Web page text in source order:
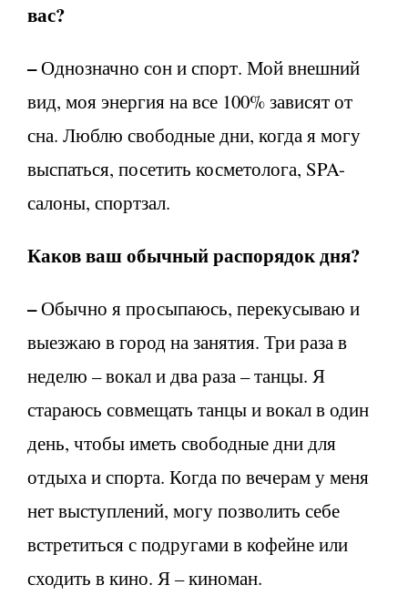
вас?
–Однозначно сон и спорт. Мой внешний
вид, моя энергия на все 100% зависят от
сна. Люблю свободные дни, когда я могу
выспаться, посетить косметолога, SPA-
салоны, спортзал.
Каков ваш обычный распорядок дня?
–Обычно я просыпаюсь, перекусываю и
выезжаю в город на занятия. Три раза в
неделю – вокал и два раза – танцы. Я
стараюсь совмещать танцы и вокал в один
день, чтобы иметь свободные дни для
отдыха и спорта. Когда по вечерам у меня
нет выступлений, могу позволить себе
встретиться с подругами в кофейне или
сходить в кино. Я – киноман.